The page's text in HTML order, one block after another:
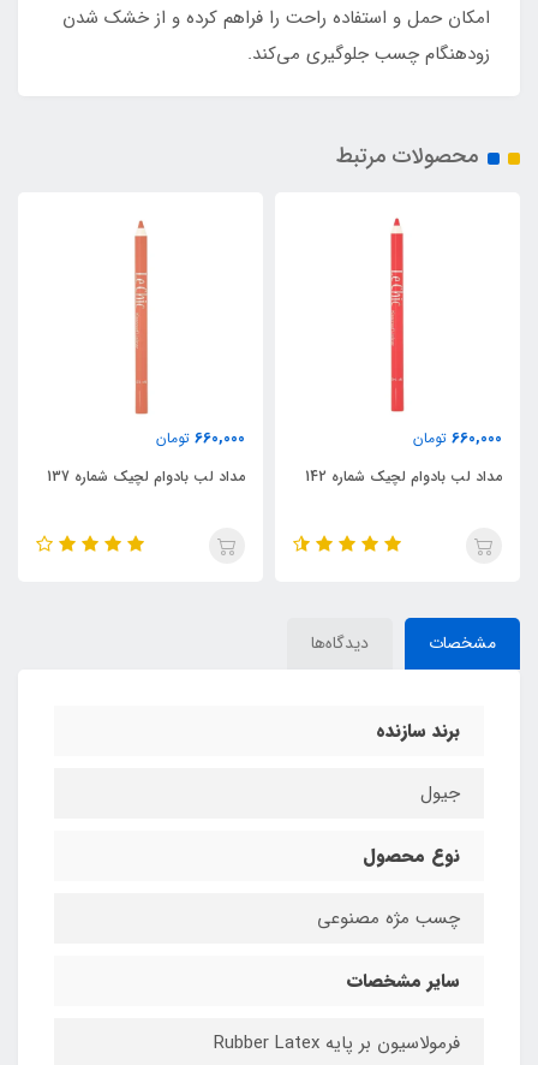
امکان حمل و استفاده راحت را فراهم کرده و از خشک شدن
زودهنگام چسب جلوگیری می‌کند.
محصولات مرتبط
660,000 تومان
مداد لب بادوام لچیک شماره 142
660,000 تومان
مداد لب بادوام لچیک شماره 137
مشخصات دیدگاه‌ها
برند سازنده
جیول
نوع محصول
چسب مژه مصنوعی
سایر مشخصات
فرمولاسیون بر پایه Rubber Latex